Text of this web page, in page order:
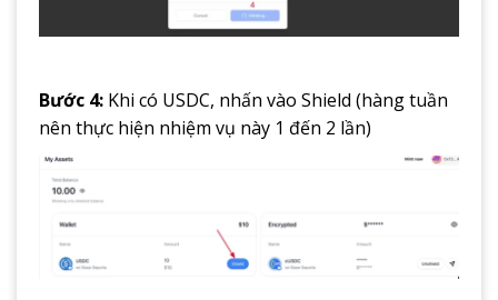
Bước 4: Khi có USDC, nhấn vào Shield (hàng tuần
nên thực hiện nhiệm vụ này 1 đến 2 lần)